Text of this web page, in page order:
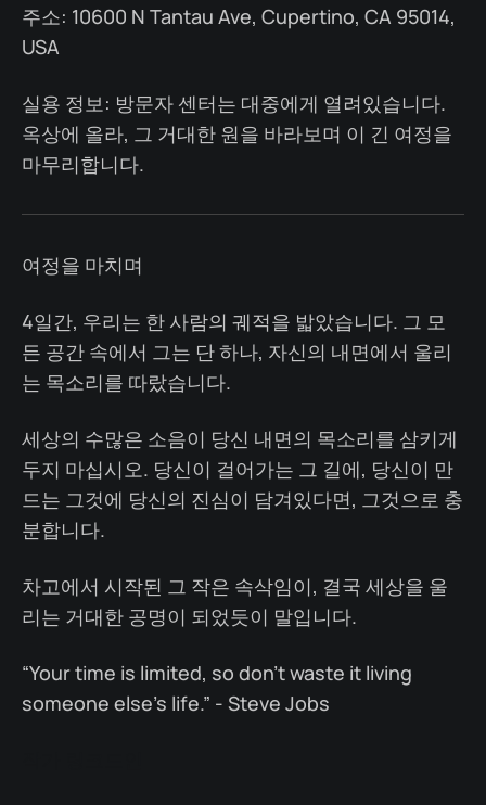
주소: 10600 N Tantau Ave, Cupertino, CA 95014,
USA
실용 정보: 방문자 센터는 대중에게 열려있습니다.
옥상에 올라, 그 거대한 원을 바라보며 이 긴 여정을
마무리합니다.
여정을 마치며
4일간, 우리는 한 사람의 궤적을 밟았습니다. 그 모
든 공간 속에서 그는 단 하나, 자신의 내면에서 울리
는 목소리를 따랐습니다.
세상의 수많은 소음이 당신 내면의 목소리를 삼키게
두지 마십시오. 당신이 걸어가는 그 길에, 당신이 만
드는 그것에 당신의 진심이 담겨있다면, 그것으로 충
분합니다.
차고에서 시작된 그 작은 속삭임이, 결국 세상을 울
리는 거대한 공명이 되었듯이 말입니다.
“Your time is limited, so don’t waste it living
someone else’s life.” - Steve Jobs